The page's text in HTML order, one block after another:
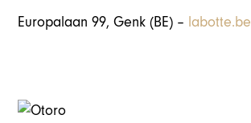
Europalaan 99, Genk (BE) – labotte.be